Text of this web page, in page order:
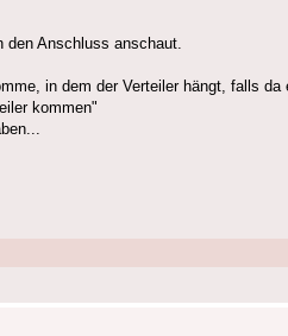
den Anschluss anschaut.
in dem der Verteiler hängt, falls da
kommen"